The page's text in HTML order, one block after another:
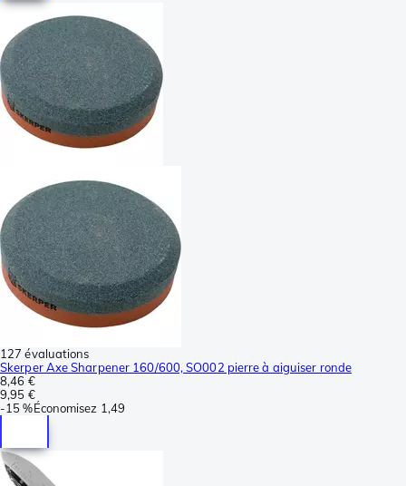
127 évaluations
Skerper Axe Sharpener 160/600, SO002 pierre à aiguiser ronde
8,46 €
9,95 €
-15 %Économisez 1,49